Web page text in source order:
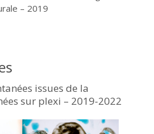
– 2019
issues de la
sur plexi – 2019-2022